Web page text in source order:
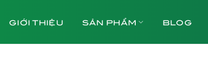
GIỚI THIỆU SẢN PHẨM BLOG